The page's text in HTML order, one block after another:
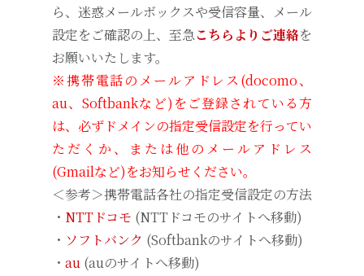
ら、迷惑メールボックスや受信容量、メール
設定をご確認の上、至急こちらよりご連絡を
お願いいたします。
※携帯電話のメールアドレス(docomo、
au、Softbankなど)をご登録されている方
は、必ずドメインの指定受信設定を行ってい
ただくか、または他のメールアドレス
(Gmailなど)をお知らせください。
＜参考＞携帯電話各社の指定受信設定の方法
・ NTTドコモ (NTTドコモのサイトへ移動)
・ ソフトバンク (Softbankのサイトへ移動)
・ au (auのサイトへ移動)